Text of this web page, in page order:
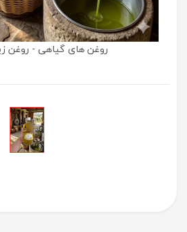
روغن های گیاهی - روغن